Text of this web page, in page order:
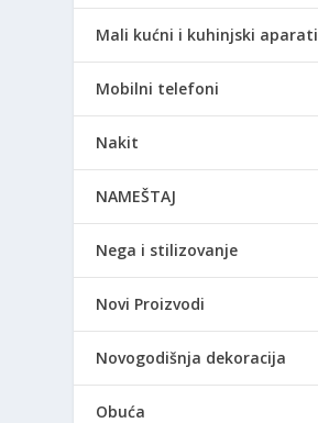
Mali kućni i kuhinjski aparati
Mobilni telefoni
Nakit
NAMEŠTAJ
Nega i stilizovanje
Novi Proizvodi
Novogodišnja dekoracija
Obuća